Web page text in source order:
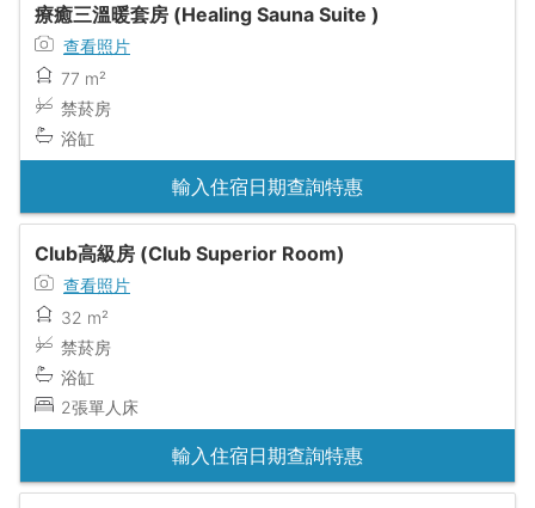
療癒三溫暖套房 (Healing Sauna Suite )
查看照片
77 m²
禁菸房
浴缸
輸入住宿日期查詢特惠
Club高級房 (Club Superior Room)
查看照片
32 m²
禁菸房
浴缸
2張單人床
輸入住宿日期查詢特惠